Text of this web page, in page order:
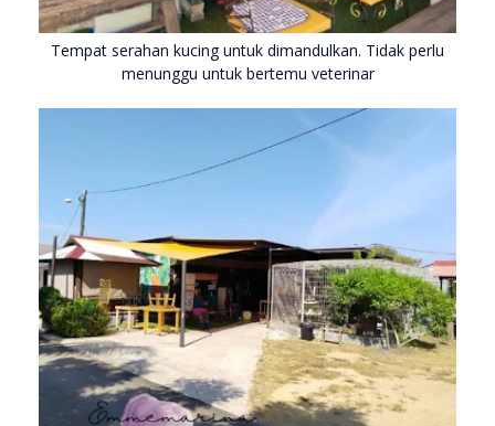
Tempat serahan kucing untuk dimandulkan. Tidak perlu
menunggu untuk bertemu veterinar